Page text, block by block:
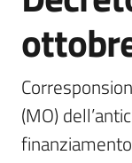
(MO)